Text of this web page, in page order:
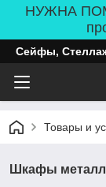
НУЖНА
Сейфы,
Товары и
Шкафы